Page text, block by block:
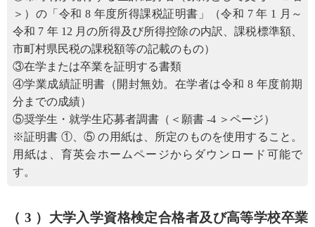
＞）の「令和 8 年度所得課税証明書」（令和 7 年 1 月～
令和 7 年 12 月の所得及び所得控除の内訳、課税標準額、
市町村県民税の課税額等の記載のもの）
③在学または卒業を証明する書類
④学業成績証明書（開封無効。在学者は令和 8 年度前期
分までの成績）
⑤奨学生・就学生応募者調書（＜願書 -4 ＞ページ）
※証明書 ①、⑤ の用紙は、所定のものを使用すること。
用紙は、育英会ホームページからダウンロード可能で
す。
（ 3 ）大学入学資格検定合格者及び高等学校卒業